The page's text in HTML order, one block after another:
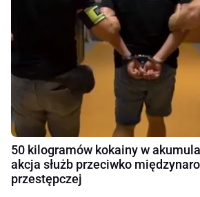
50 kilogramów kokainy w
akcja służb przeciwko
przestępczej